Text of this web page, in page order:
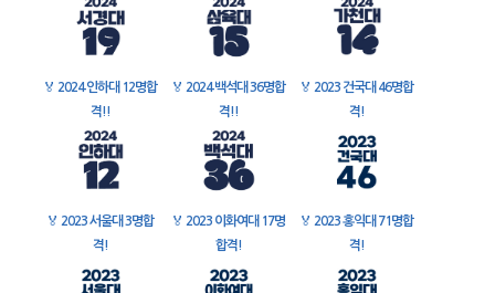
🏅 2024 인하대 12명합
격!!
🏅 2024 백석대 36명합
격!!
🏅 2023 건국대 46명합
격!
🏅 2023 서울대 3명합
격!
🏅 2023 이화여대 17명
합격!
🏅 2023 홍익대 71명합
격!